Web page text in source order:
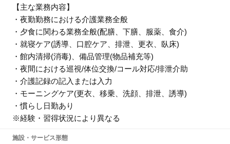
【主な業務内容】
・夜勤勤務における介護業務全般
・夕食に関わる業務全般(配膳、下膳、服薬、食介)
・就寝ケア(誘導、口腔ケア、排泄、更衣、臥床)
・館内清掃(消毒)、備品管理(物品補充等)
・夜間における巡視/体位交換/コール対応/排泄介助
・介護記録の記入または入力
・モーニングケア(更衣、移乗、洗顔、排泄、誘導)
・慣らし日勤あり
※経験・習得状況により異なる
施設・サービス形態